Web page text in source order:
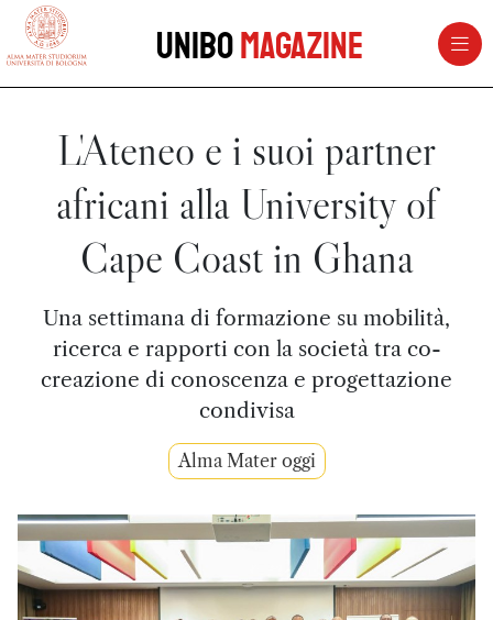
vai al contenuto della pagina
UniboMagazine
L'Ateneo e i suoi partner
africani alla University of
Cape Coast in Ghana
Una settimana di formazione su mobilità,
ricerca e rapporti con la società tra co-
creazione di conoscenza e progettazione
condivisa
Alma Mater oggi